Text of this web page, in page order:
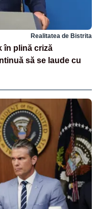
Realitatea de Bistrita
în plină criză
să se laude cu